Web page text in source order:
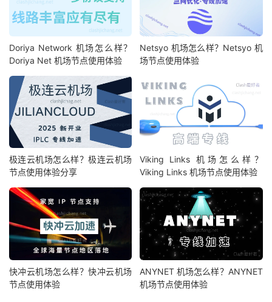
Doriya Network 机场怎么样？
Doriya Net 机场节点使用体验
Netsyo 机场怎么样？Netsyo 机
场节点使用体验
极连云机场怎么样？极连云机场
节点使用体验分享
Viking Links 机场怎么样？
Viking Links 机场节点使用体验
快冲云机场怎么样？快冲云机场
节点使用体验
ANYNET 机场怎么样？ANYNET
机场节点使用体验